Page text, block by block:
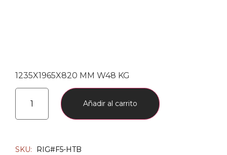
1235X1965X820 MM W48 KG
Añadir al carrito
SKU:
RIG#F5-HTB